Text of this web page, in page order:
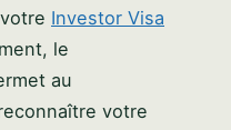
Investor Visa
le
au
votre